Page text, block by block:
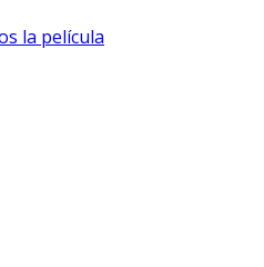
la película